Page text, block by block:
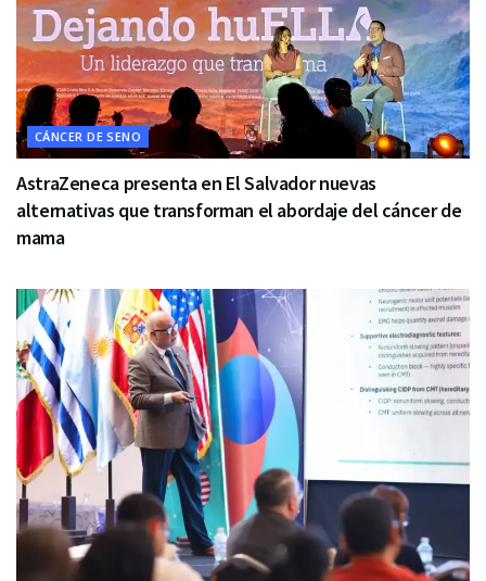
CÁNCER DE SENO
AstraZeneca presenta en El Salvador nuevas
alternativas que transforman el abordaje del cáncer de
mama